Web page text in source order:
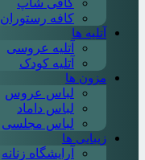
کافی شاپ
کافه رستوران
آتلیه ها
آتلیه عروسی
آتلیه کودک
مزون ها
لباس عروس
لباس داماد
لباس مجلسی
زیبایی ها
آرایشگاه زنانه